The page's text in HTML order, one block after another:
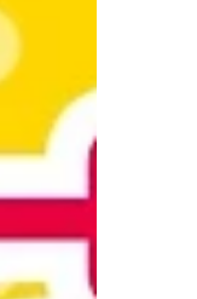
谷 #美浜 #
定 #10パー
👉 #